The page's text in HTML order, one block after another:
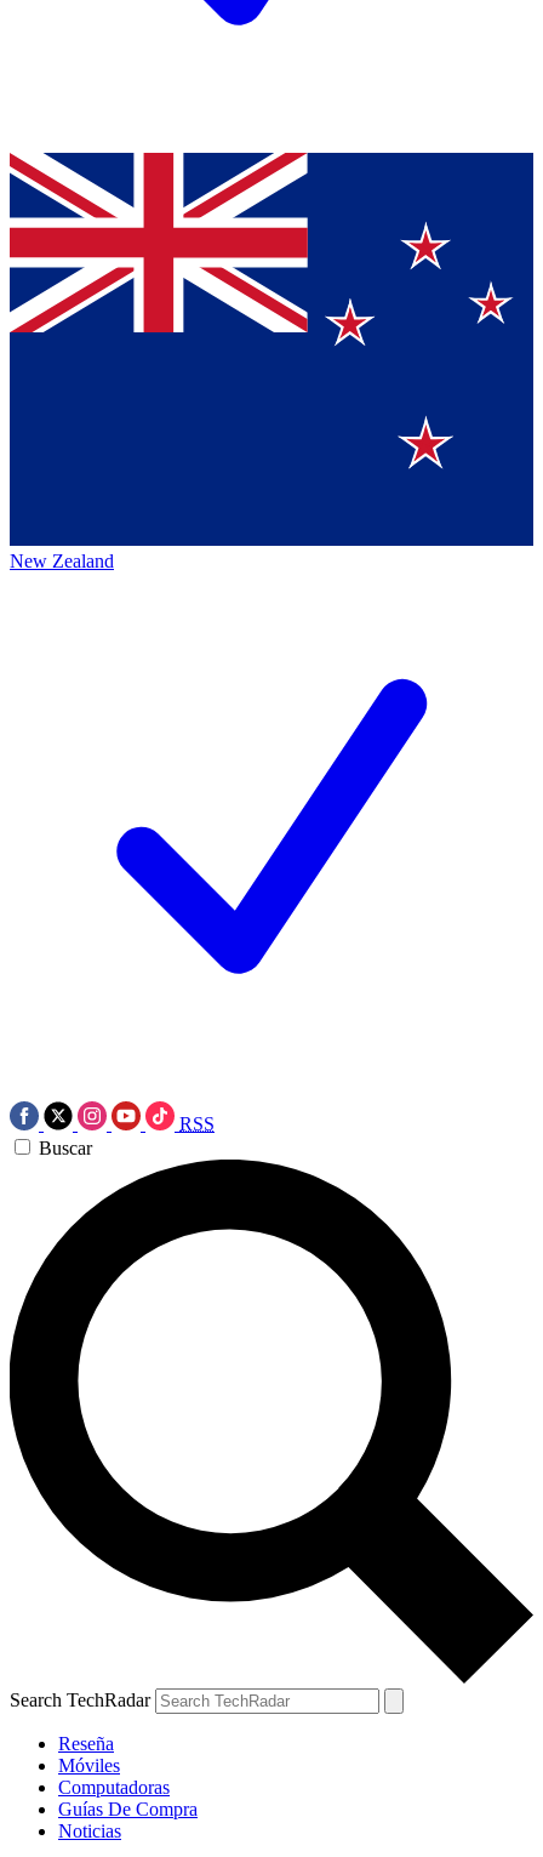
New Zealand
RSS
Buscar
Search TechRadar
Reseña
Móviles
Computadoras
Guías De Compra
Noticias